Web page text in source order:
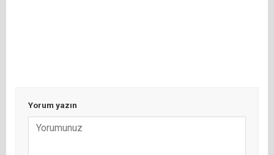
Yorum yazın